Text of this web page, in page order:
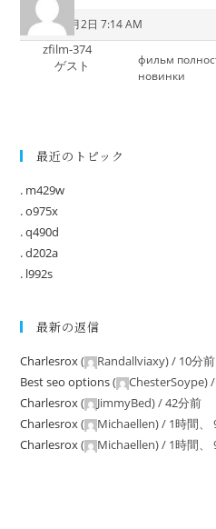
2025年8月2日 7:14 AM
zfilm-374
ゲスト
фильм
новинки
最近のトピック
. m429w
. o975x
. q490d
. d202a
. l992s
最新の返信
Charlesrox( Randallviaxy) / 10分前
Best seo options( ChesterSoype) /
Charlesrox( JimmyBed) /42分前
Charlesrox( Michaellen) / 1時間、
Charlesrox( Michaellen) / 1時間、